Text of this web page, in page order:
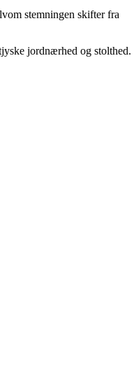
stemningen skifter fra
jordnærhed og stolthed.